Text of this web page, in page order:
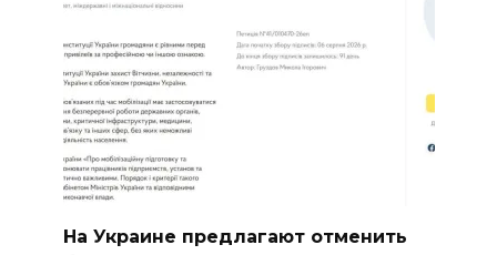
На Украине предлагают отменить